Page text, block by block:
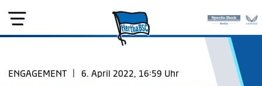
ENGAGEMENT 6. April 2022, 16:59 Uhr